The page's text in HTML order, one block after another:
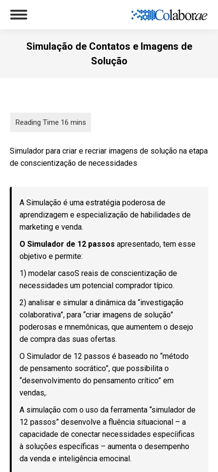
Simulação de Contatos e Imagens de
Solução
Simulador para criar e recriar imagens de solução na etapa
de conscientização de necessidades
A Simulação é uma estratégia poderosa de
aprendizagem e especialização de habilidades de
marketing e venda.
O Simulador de 12 passos apresentado, tem esse
objetivo e permite:
1) modelar casoS reais de conscientização de
necessidades um potencial comprador típico.
2) analisar e simular a dinâmica da “investigação
colaborativa”, para “criar imagens de solução”
poderosas e mnemônicas, que aumentem o desejo
de compra das suas ofertas.
O Simulador de 12 passos é baseado no “método
de pensamento socrático”, que possibilita o
“desenvolvimento do pensamento crítico” em
vendas,.
A simulação com o uso da ferramenta “simulador de
12 passos” desenvolve a fluência situacional – a
capacidade de conectar necessidades especíificas
à soluções específicas – aumenta o desempenho
da venda e inteligência emocinal.